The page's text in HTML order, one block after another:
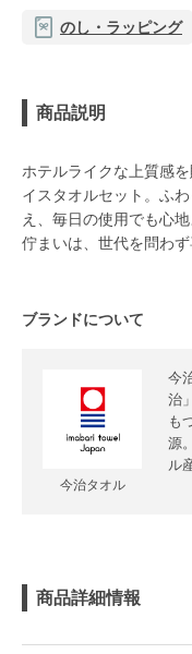
のし・ラッピング
商品説明
ホテルライクな上質感
イスタオルセット。ふ
え、毎日の使用でも心
佇まいは、世代を問わ
ブランドについて
今治タオル
今
治
も
源
ル
商品詳細情報